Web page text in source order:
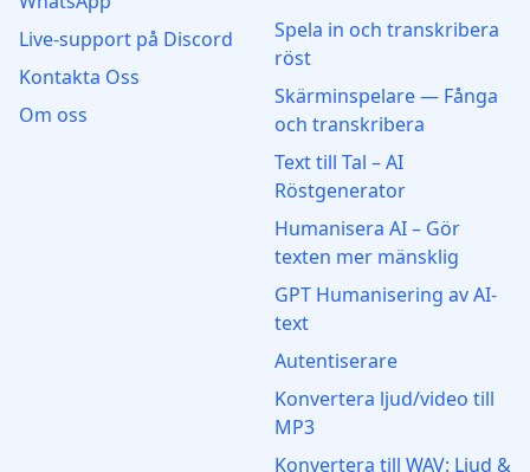
Live‑support på Discord
Kontakta Oss
Om oss
Spela in och transkribera
röst
Skärminspelare — Fånga
och transkribera
Text till Tal – AI
Röstgenerator
Humanisera AI – Gör
texten mer mänsklig
GPT Humanisering av AI-
text
Autentiserare
Konvertera ljud/video till
MP3
Konvertera till WAV: Ljud &